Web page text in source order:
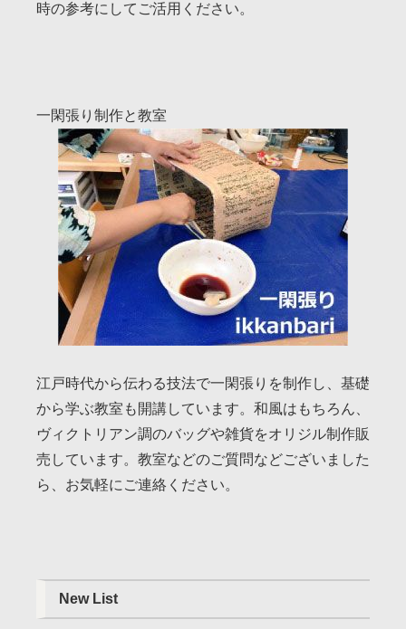
時の参考にしてご活用ください。
一閑張り制作と教室
江戸時代から伝わる技法で一閑張りを制作し、基礎
から学ぶ教室も開講しています。和風はもちろん、
ヴィクトリアン調のバッグや雑貨をオリジル制作販
売しています。教室などのご質問などございました
ら、お気軽にご連絡ください。
New List